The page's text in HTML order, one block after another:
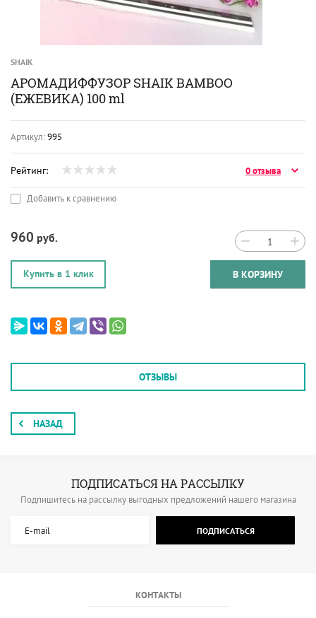
SHAIK
АРОМАДИФФУЗОР SHAIK BAMBOO
(ЕЖЕВИКА) 100 ml
Артикул:995
Рейтинг: 0 отзыва
Добавить к сравнению
960 руб. − +
Купить в 1 клик В КОРЗИНУ
ОТЗЫВЫ
НАЗАД
ПОДПИСАТЬСЯ НА РАССЫЛКУ
Подпишитесь на рассылку выгодных предложений нашего магазина
ПОДПИСАТЬСЯ
КОНТАКТЫ